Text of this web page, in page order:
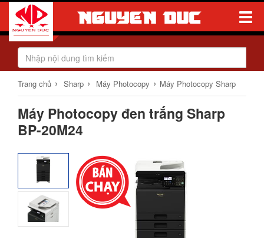
Toggle
Trang chủ › Sharp › Máy Photocopy › Máy Photocopy Sharp
Máy Photocopy đen trắng Sharp
BP-20M24